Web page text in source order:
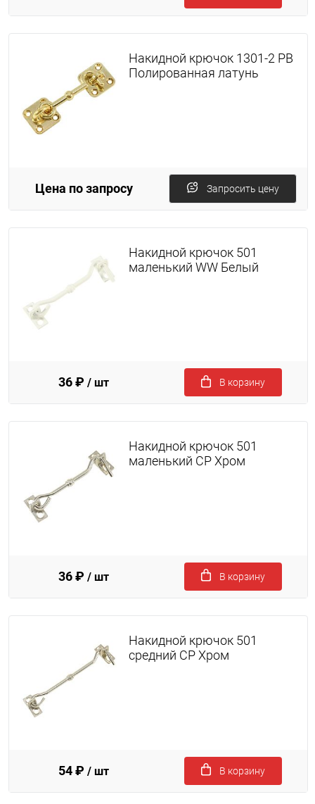
Накидной крючок 1301-2 PB
Полированная латунь
Цена по запросу Запросить цену
Накидной крючок 501
маленький WW Белый
36 ₽ / шт В корзину
Накидной крючок 501
маленький CP Хром
36 ₽ / шт В корзину
Накидной крючок 501
средний CP Хром
54 ₽ / шт В корзину